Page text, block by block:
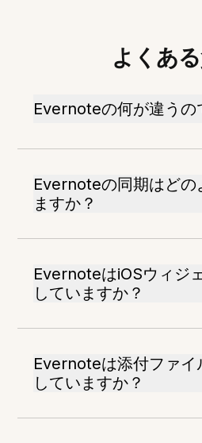
よくあ
Evernoteの何が違うの
Evernoteの同期はどの
ますか？
EvernoteはiOSウィジ
していますか？
Evernoteは添付ファイ
していますか？